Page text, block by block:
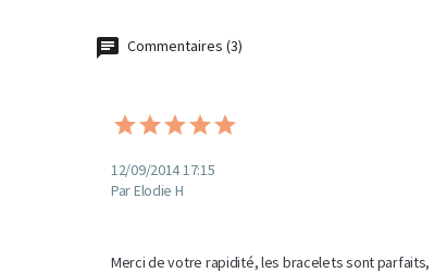
Commentaires (3)
12/09/2014 17:15
Par Elodie H
Merci de votre rapidité, les bracelets sont parfaits,